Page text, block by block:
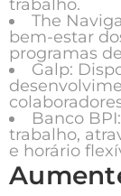
trabalho.
The
bem-estar
programas
Galp:
Banco BPI:
trabalho,
e horário